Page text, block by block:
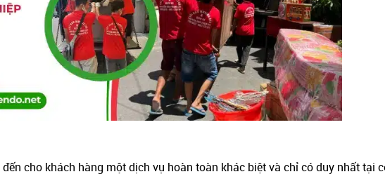
cho khách hàng một dịch vụ hoàn toàn khác biệt và chỉ có duy nhất tại